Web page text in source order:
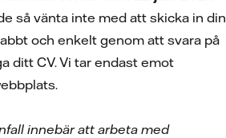
så vänta inte med att skicka in din
och enkelt genom att svara på
ditt CV. Vi tar endast emot
innebär att arbeta med